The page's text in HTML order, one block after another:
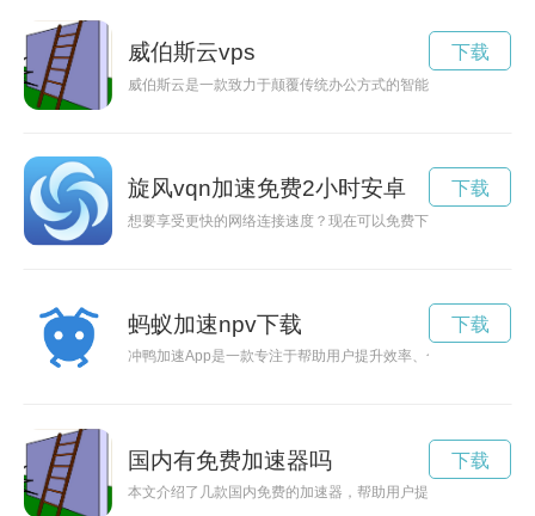
威伯斯云vps
威伯斯云是一款致力于颠覆传统办公方式的智能云端平台，为
下载
旋风vqn加速免费2小时安卓
想要享受更快的网络连接速度？现在可以免费下载安卓版本的
下载
蚂蚁加速npv下载
冲鸭加速App是一款专注于帮助用户提升效率、合理规划时间
下载
国内有免费加速器吗
本文介绍了几款国内免费的加速器，帮助用户提升网络速度，畅
下载